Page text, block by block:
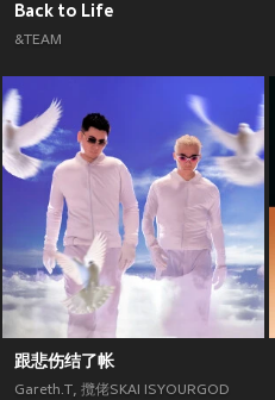
Back to Life
&TEAM
跟悲伤结了帐
Gareth.T, 攬佬SKAI ISYOURGOD